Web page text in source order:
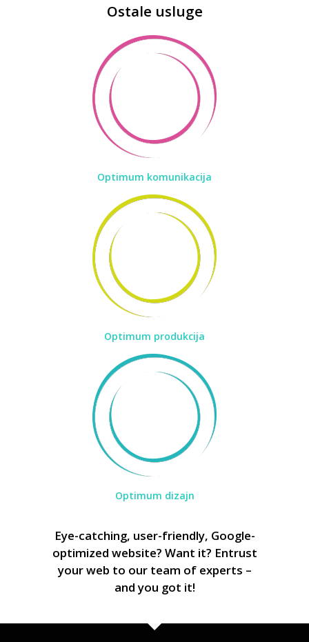
Ostale usluge
Optimum komunikacija
Optimum produkcija
Optimum dizajn
Eye-catching, user-friendly, Google-
optimized website? Want it? Entrust
your web to our team of experts –
and you got it!